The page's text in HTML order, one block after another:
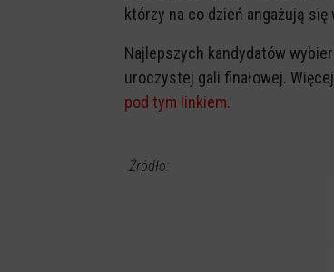
którzy na co dzień angażują
Najlepszych kandydatów
uroczystej gali finałowej.
pod tym linkiem.
Źródło: